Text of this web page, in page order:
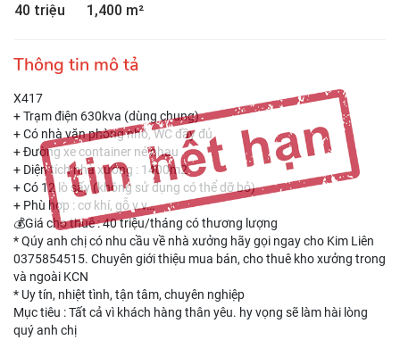
40 triệu 1,400 m²
Thông tin mô tả
X417
+ Trạm điện 630kva (dùng chung)
+ Có nhà văn phòng nhỏ, WC đầy đủ
+ Đường xe container né nhau
+ Diện tích nhà xưởng : 1400m2
+ Có 12 lò sấy (không sử dụng có thể dỡ bỏ)
+ Phù hợp : cơ khí, gỗ v.v…
💰Giá cho thuê : 40 triệu/tháng có thương lượng
* Qúy anh chị có nhu cầu về nhà xưởng hãy gọi ngay cho Kim Liên
0375854515. Chuyên giới thiệu mua bán, cho thuê kho xưởng trong
và ngoài KCN
* Uy tín, nhiệt tình, tận tâm, chuyên nghiệp
Mục tiêu : Tất cả vì khách hàng thân yêu. hy vọng sẽ làm hài lòng
quý anh chị